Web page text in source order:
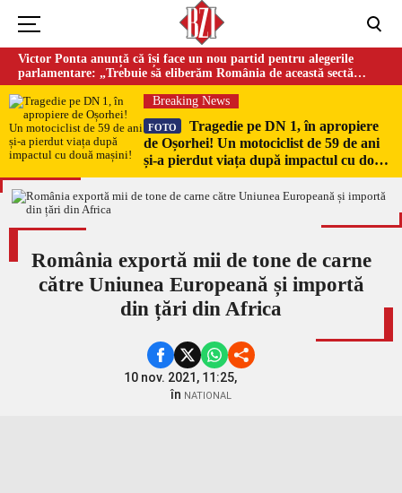
Victor Ponta anunță că își face un nou partid pentru alegerile
parlamentare: „Trebuie să eliberăm România de această sectă
globalistă”
Breaking News
FOTO
Tragedie pe DN 1, în apropiere
de Oșorhei! Un motociclist de 59 de ani
și-a pierdut viața după impactul cu două
mașini!
România exportă mii de tone de carne
către Uniunea Europeană și importă
din țări din Africa
10 nov. 2021, 11:25,
în NATIONAL